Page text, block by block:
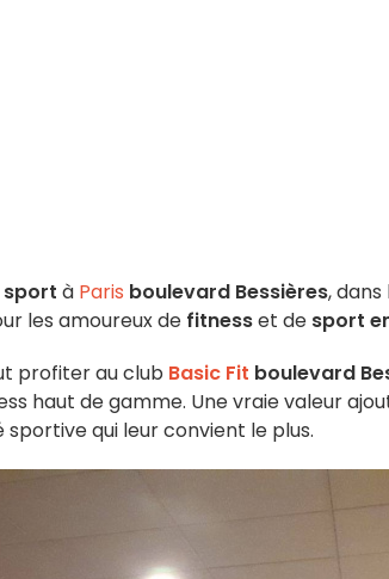
sport à Paris boulevard Bessières, dans
les amoureux de fitnesset de sport
profiter au club Basic Fit boulevard
haut de gamme. Une vraie valeur
qui leur convient le plus.